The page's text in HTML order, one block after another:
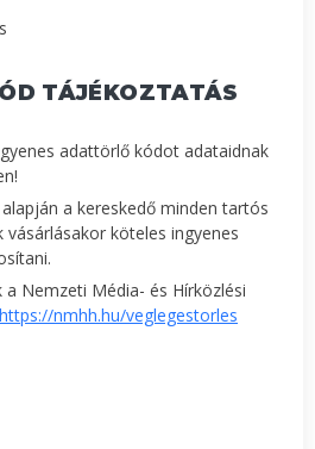
TÁJÉKOZTATÁS
adattörlő kódot adataidnak
a kereskedő minden tartós
köteles ingyenes
Nemzeti Média- és Hírközlési
https://nmhh.hu/veglegestorles